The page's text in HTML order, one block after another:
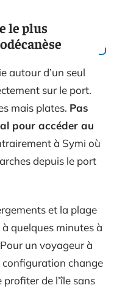
le plus
autour d’un seul
sur le port.
mais plates. Pas
pour accéder au
à Symi où
depuis le port
et la plage
quelques minutes à
un voyageur à
change
de l’île sans